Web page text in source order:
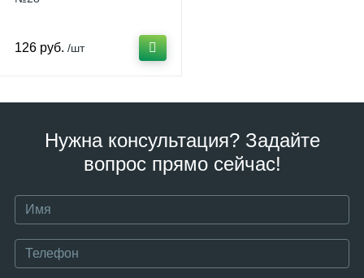
126 руб. /шт
Нужна консультация? Задайте
вопрос прямо сейчас!